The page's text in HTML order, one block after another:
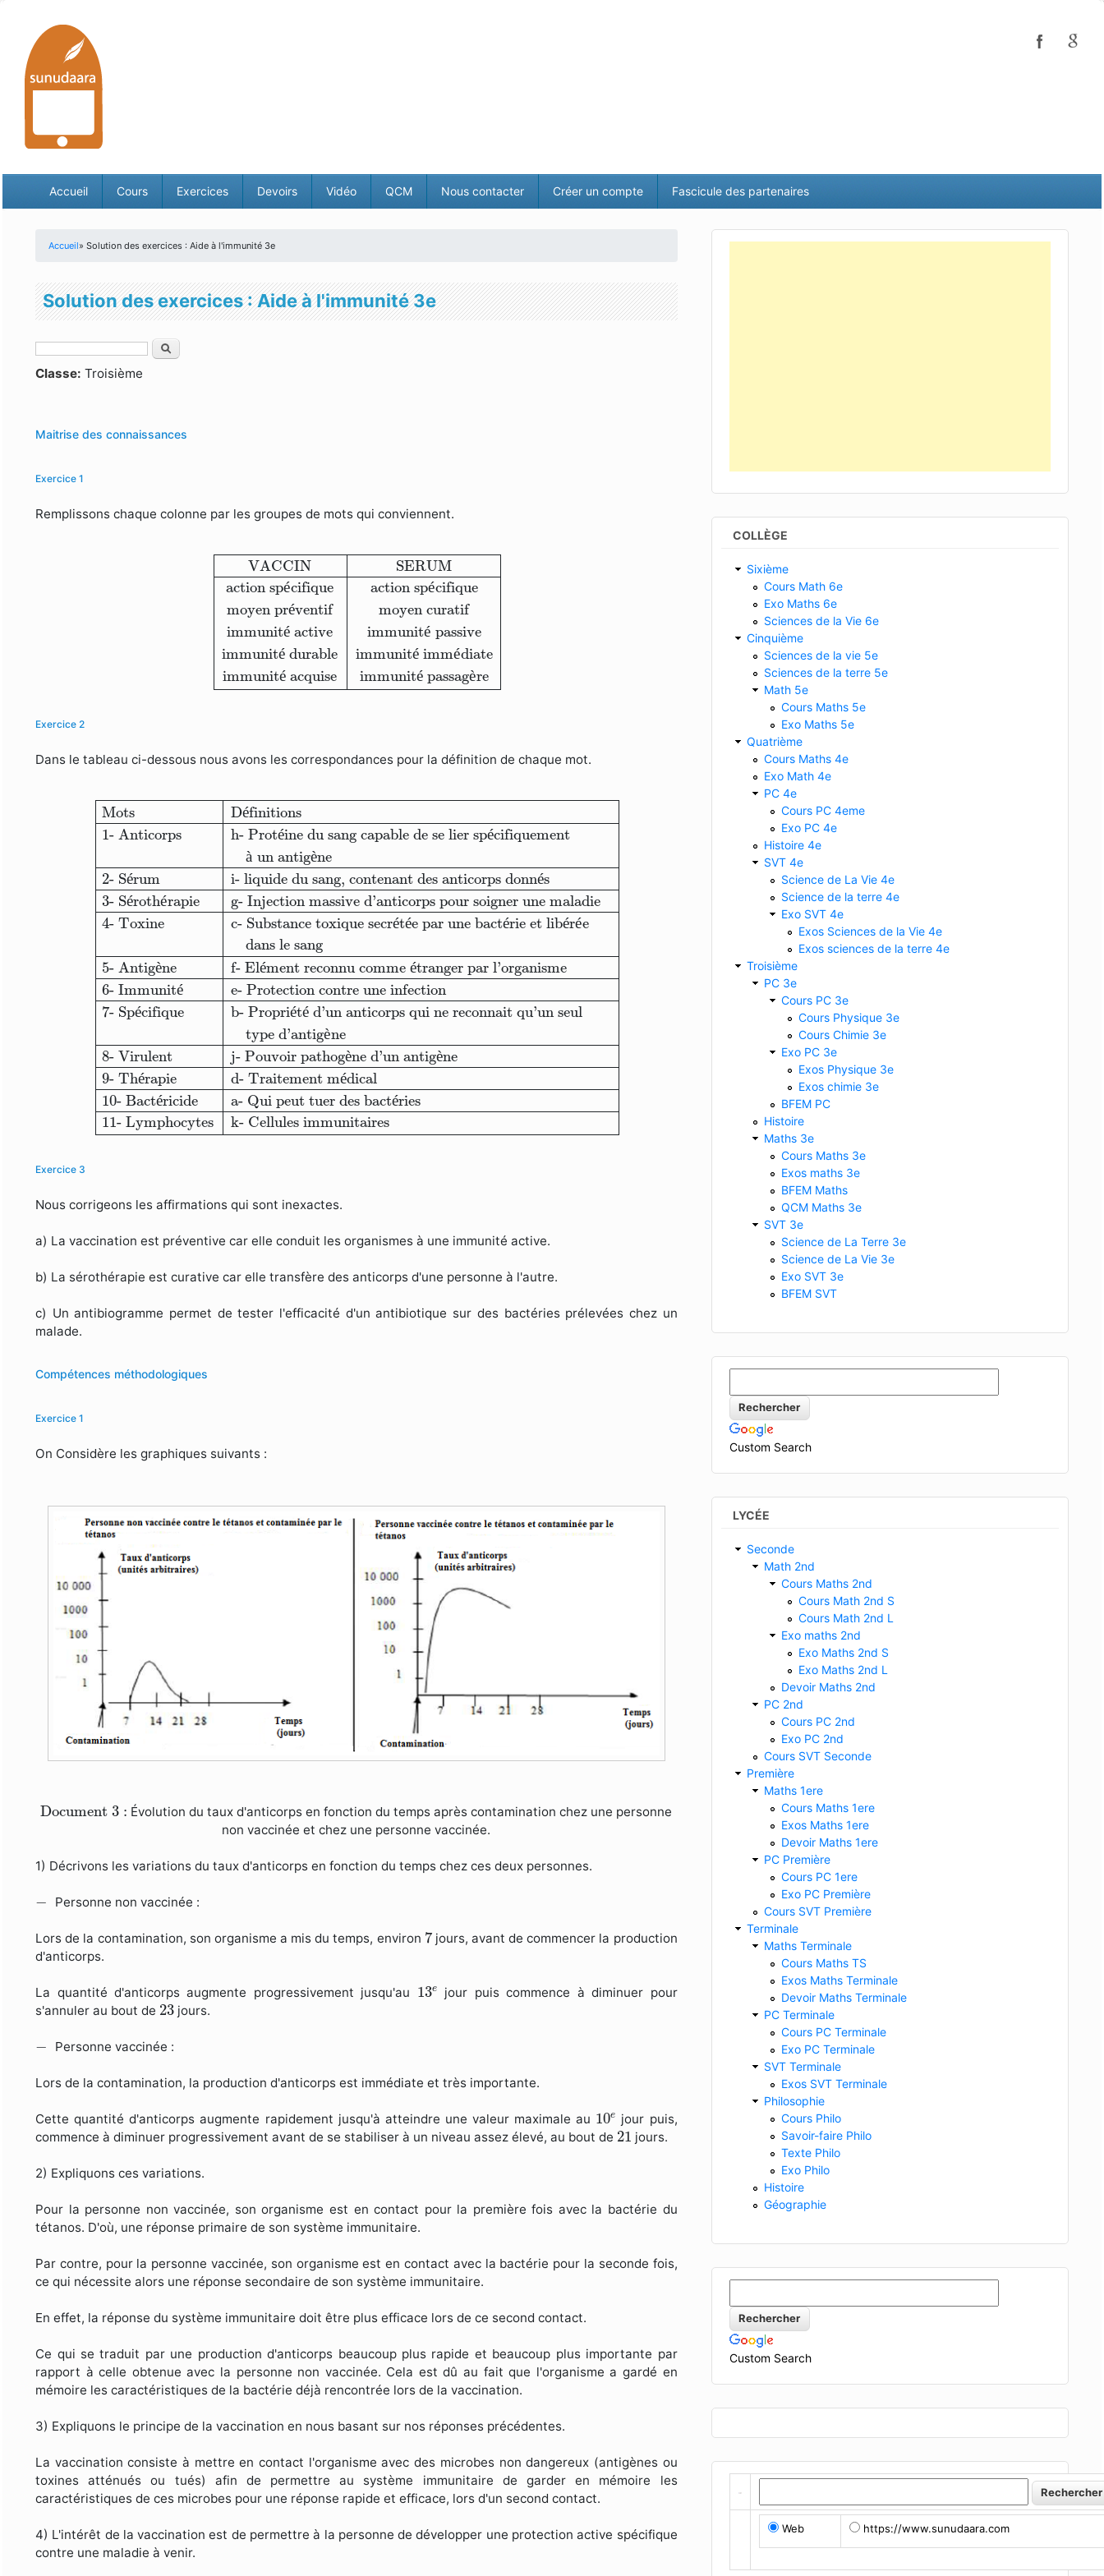
Accueil Cours Exercices Devoirs Vidéo QCM Nous contacter Créer un compte Fascicule des partenaires
Accueil» Solution des exercices : Aide à l'immunité 3e
Solution des exercices : Aide à l'immunité 3e
Formulaire de recherche
Rechercher
Classe:Troisième
Maitrise des connaissances
Exercice 1
Remplissons chaque colonne par les groupes de mots qui conviennent.
VACCIN
SERUM
action spécifique action spécifique
moyen préventif
moyen curatif
immunité active immunité passive
immunité durable immunité immédiate
immunité acquise immunité passagère
VACCINSERUMaction spécifiqueaction spécifique
Exercice 2
Dans le tableau ci-dessous nous avons les correspondances pour la définition de chaque mot.
Mots Définitions
1- Anticorps
h- Protéine du sang capable de se lier spécifiquement
à un antigène
2- Sérum i- liquide du sang, contenant des anticorps donnés
3- Sérothérapie
g- Injection massive d’anticorps pour soigner une maladie
4- Toxine
c- Substance toxique secrétée par une bactérie et libérée
dans le sang
5- Antigène f- Elément reconnu comme étranger par l’organisme
6- Immunité
e- Protection contre une infection
7- Spécifique b- Propriété d’un anticorps qui ne reconnait qu’un seul
type d’antigène
8- Virulent
j- Pouvoir pathogène d’un antigène
9- Thérapie d- Traitement médical
10- Bactéricide a- Qui peut tuer des bactéries
11- Lymphocytes
k- Cellules immunitaires
MotsDéfinitions1- Anticorpsh- Protéine du sang capable de se lier spécifiquement à un antigène2- Sérum
Exercice 3
Nous corrigeons les affirmations qui sont inexactes.
a) La vaccination est préventive car elle conduit les organismes à une immunité active.
b) La sérothérapie est curative car elle transfère des anticorps d'une personne à l'autre.
c) Un antibiogramme permet de tester l'efficacité d'un antibiotique sur des bactéries prélevées chez un
malade.
Compétences méthodologiques
Exercice 1
On Considère les graphiques suivants :
Document 3 :
Document 3 :Évolution du taux d'anticorps en fonction du temps après contamination chez une personne
non vaccinée et chez une personne vaccinée.
1) Décrivons les variations du taux d'anticorps en fonction du temps chez ces deux personnes.
− Personne non vaccinée :
Lors de la contamination, son organisme a mis du temps, environ 7
7jours, avant de commencer la production
d'anticorps.
La quantité d'anticorps augmente progressivement jusqu'au 13e
13e jour puis commence à diminuer pour
s'annuler au bout de 23
23jours.
− Personne vaccinée :
Lors de la contamination, la production d'anticorps est immédiate et très importante.
Cette quantité d'anticorps augmente rapidement jusqu'à atteindre une valeur maximale au 10e
10ejour puis,
commence à diminuer progressivement avant de se stabiliser à un niveau assez élevé, au bout de 21
21 jours.
2) Expliquons ces variations.
Pour la personne non vaccinée, son organisme est en contact pour la première fois avec la bactérie du
tétanos. D'où, une réponse primaire de son système immunitaire.
Par contre, pour la personne vaccinée, son organisme est en contact avec la bactérie pour la seconde fois,
ce qui nécessite alors une réponse secondaire de son système immunitaire.
En effet, la réponse du système immunitaire doit être plus efficace lors de ce second contact.
Ce qui se traduit par une production d'anticorps beaucoup plus rapide et beaucoup plus importante par
rapport à celle obtenue avec la personne non vaccinée. Cela est dû au fait que l'organisme a gardé en
mémoire les caractéristiques de la bactérie déjà rencontrée lors de la vaccination.
3) Expliquons le principe de la vaccination en nous basant sur nos réponses précédentes.
La vaccination consiste à mettre en contact l'organisme avec des microbes non dangereux (antigènes ou
toxines atténués ou tués) afin de permettre au système immunitaire de garder en mémoire les
caractéristiques de ces microbes pour une réponse rapide et efficace, lors d'un second contact.
4) L'intérêt de la vaccination est de permettre à la personne de développer une protection active spécifique
contre une maladie à venir.
COLLÈGE
Sixième
Cours Math 6e
Exo Maths 6e
Sciences de la Vie 6e
Cinquième
Sciences de la vie 5e
Sciences de la terre 5e
Math 5e
Cours Maths 5e
Exo Maths 5e
Quatrième
Cours Maths 4e
Exo Math 4e
PC 4e
Cours PC 4eme
Exo PC 4e
Histoire 4e
SVT 4e
Science de La Vie 4e
Science de la terre 4e
Exo SVT 4e
Exos Sciences de la Vie 4e
Exos sciences de la terre 4e
Troisième
PC 3e
Cours PC 3e
Cours Physique 3e
Cours Chimie 3e
Exo PC 3e
Exos Physique 3e
Exos chimie 3e
BFEM PC
Histoire
Maths 3e
Cours Maths 3e
Exos maths 3e
BFEM Maths
QCM Maths 3e
SVT 3e
Science de La Terre 3e
Science de La Vie 3e
Exo SVT 3e
BFEM SVT
Custom Search
LYCÉE
Seconde
Math 2nd
Cours Maths 2nd
Cours Math 2nd S
Cours Math 2nd L
Exo maths 2nd
Exo Maths 2nd S
Exo Maths 2nd L
Devoir Maths 2nd
PC 2nd
Cours PC 2nd
Exo PC 2nd
Cours SVT Seconde
Première
Maths 1ere
Cours Maths 1ere
Exos Maths 1ere
Devoir Maths 1ere
PC Première
Cours PC 1ere
Exo PC Première
Cours SVT Première
Terminale
Maths Terminale
Cours Maths TS
Exos Maths Terminale
Devoir Maths Terminale
PC Terminale
Cours PC Terminale
Exo PC Terminale
SVT Terminale
Exos SVT Terminale
Philosophie
Cours Philo
Savoir-faire Philo
Texte Philo
Exo Philo
Histoire
Géographie
Custom Search
Web https://www.sunudaara.com